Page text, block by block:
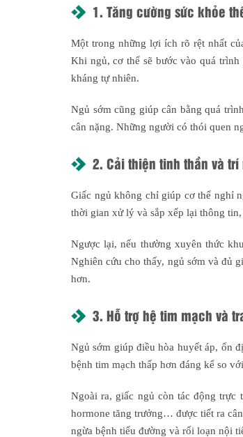
1. Tăng cường sức khỏe
Một trong những lợi ích rõ rệt nhất
Khi ngủ, cơ thể sẽ bước vào quá
kháng tự nhiên.
Ngủ sớm cũng giúp cân bằng quá
cân nặng. Những người có thói quen
2. Cải thiện tinh thần và trí
Giấc ngủ không chỉ giúp cơ thể nghỉ
thời gian xử lý và sắp xếp lại thông
Ngược lại, nếu thường xuyên thức
Nghiên cứu cho thấy, ngủ sớm và đủ
hơn.
3. Hỗ trợ hệ tim mạch và
Ngủ sớm giúp điều hòa huyết áp, ổn
bệnh tim mạch thấp hơn đáng kể so
Ngoài ra, giấc ngủ còn tác động trực
hormone tăng trưởng… được tiết ra
ngừa bệnh tiểu đường và rối loạn nội